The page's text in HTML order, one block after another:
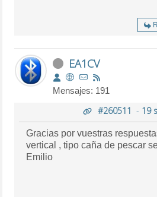
EA1CV
Mensajes: 191
#260511 - 19
Gracias por vuestras
vertical , tipo caña de pescar
Emilio